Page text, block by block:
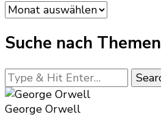
Artikel-
Archiv
Suche nach Themen
Looking
for
Something?
George Orwell